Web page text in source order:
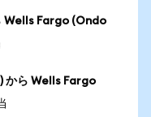
Fargo (Ondo
ら Wells Fargo